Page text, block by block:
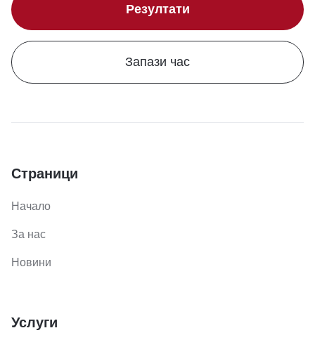
Резултати
Запази час
Страници
Начало
За нас
Новини
Услуги